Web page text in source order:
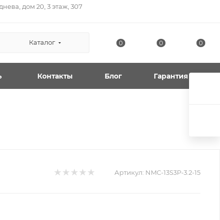
дом 20, 3 этаж, 307
Каталог 0 0 0
Контакты Блог Гарантия
Артикул: NMC-13S3P-3.2-15